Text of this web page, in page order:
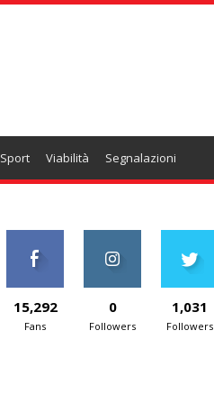
Sport Viabilità Segnalazioni
15,292
Fans
0
Followers
1,031
Followers